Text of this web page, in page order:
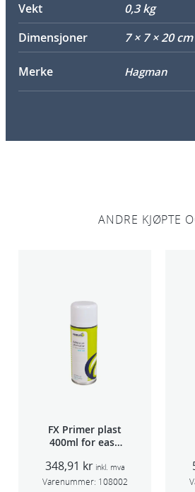
l
3
5
t
Vekt
0,3 kg
Dimensjoner
7 × 7 × 20 cm
Merke Hagman
ANDRE KJØPTE
FX Primer plast
400ml for easy
TSP 030
348,91 kr inkl. mva
Varenummer: 108002